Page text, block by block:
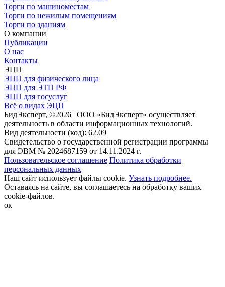
Торги по машиноместам
Торги по нежилым помещениям
Торги по зданиям
О компании
Публикации
О нас
Контакты
ЭЦП
ЭЦП для физического лица
ЭЦП для ЭТП РФ
ЭЦП для госуслуг
Всё о видах ЭЦП
БидЭксперт, ©2026 | ООО «БидЭксперт» осуществляет
деятельность в области информационных технологий.
Вид деятельности (код): 62.09
Свидетельство о государственной регистрации программы
для ЭВМ № 2024687159 от 14.11.2024 г.
Пользовательское соглашение Политика обработки
персональных данных
Наш сайт использует файлы cookie. Узнать подробнее.
Оставаясь на сайте, вы соглашаетесь на обработку ваших
cookie-файлов.
ок